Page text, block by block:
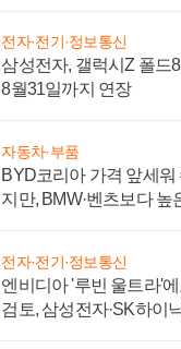
전자·전기·정보통신
삼성전자, 갤럭시Z 폴드
8월31일까지 연장
자동차·부품
BYD코리아 가격 앞세워
지만, BMW·벤츠보다 높
전자·전기·정보통신
엔비디아 '루빈 울트라'
검토, 삼성전자·SK하이